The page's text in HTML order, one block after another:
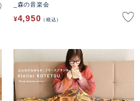
_森の音楽会
¥4,950 税込